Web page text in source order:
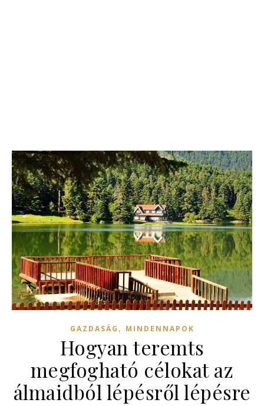
GAZDASÁG , MINDENNAPOK
Hogyan teremts
megfogható célokat az
álmaidból lépésről lépésre